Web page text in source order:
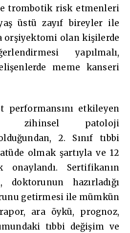
trombotik risk etmenleri
üstü zayıf bireyler ile
orşiyektomi olan kişilerde
yapılmalı,
meme kanseri
performansını etkileyen
zihinsel patoloji
2. Sınıf tıbbi
olmak şartıyla ve 12
Sertifikanın
doktorunun hazırladığı
getirmesi ile mümkün
rapor, ara öykü, prognoz,
tıbbi değişim ve